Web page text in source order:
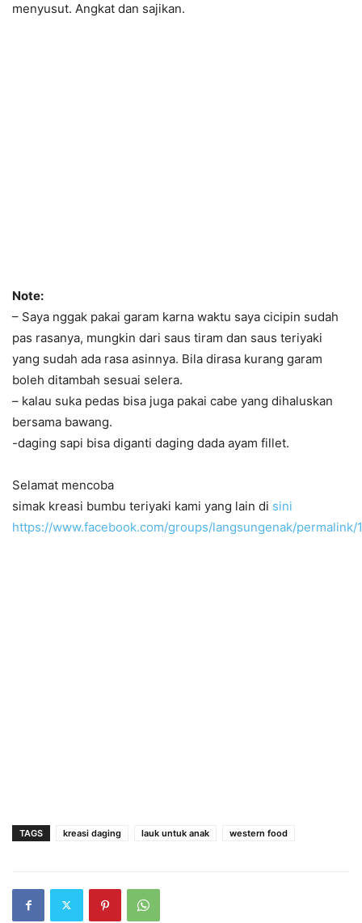
menyusut. Angkat dan sajikan.
Note:
– Saya nggak pakai garam karna waktu saya cicipin sudah
pas rasanya, mungkin dari saus tiram dan saus teriyaki
yang sudah ada rasa asinnya. Bila dirasa kurang garam
boleh ditambah sesuai selera.
– kalau suka pedas bisa juga pakai cabe yang dihaluskan
bersama bawang.
-daging sapi bisa diganti daging dada ayam fillet.
Selamat mencoba
simak kreasi bumbu teriyaki kami yang lain di sini
https://www.facebook.com/groups/langsungenak/permalink/
TAGS kreasi daging lauk untuk anak western food